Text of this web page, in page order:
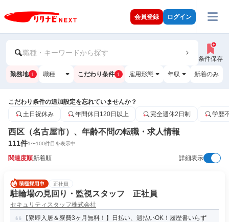
会員登録 ログイン
職種・キーワードから探す
条件保存
勤務地 1 職種 こだわり条件 1 雇用形態 年収 新着のみ
こだわり条件の追加設定を忘れていませんか？
土日祝休み
年間休日120日以上 完全週休2日制 学歴
西区（名古屋市）、年齢不問の転職・求人情報
111件1〜100件目を表示中
関連度順新着順 詳細表示
正社員
駐輪場の見回り・監視スタッフ 正社員
セキュリティスタッフ株式会社
【寮即入居＆寮費3ヶ月無料！】日払い、週払いOK！履歴書いらず